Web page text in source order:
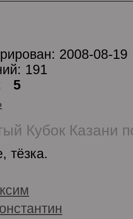
2008-08-19
191
5
Кубок Казани
тёзка.